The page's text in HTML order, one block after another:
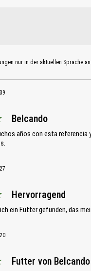
nur in der aktuellen Sprache
Belcando
años con esta
5 von 5 Sternen
Hervorragend
ich ein Futter gefunden, das
Futter von Belcando